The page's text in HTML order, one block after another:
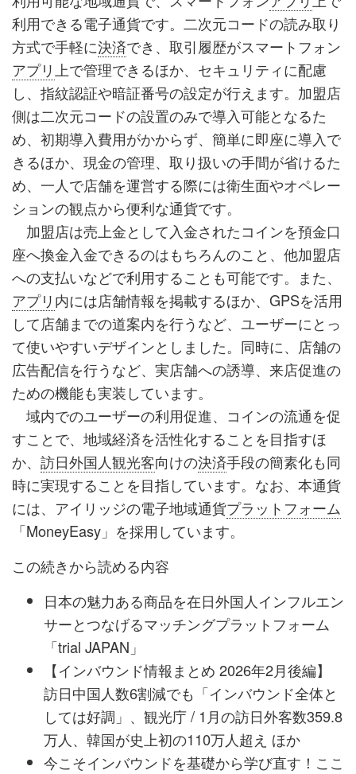
利用できる電子通貨です。二次元コードの読み取り
方式で手軽に決済でき、取引履歴がスマートフォン
アプリ上で管理できるほか、セキュリティに配慮
し、指紋認証や暗証番号の設定が行えます。加盟店
側は二次元コードの設置のみで導入可能となるた
め、初期導入費用がかからず、簡単に即座に導入で
きるほか、現金の管理、取り扱いの手間が省けるた
め、一人で店舗を運営する際には衛生面やオペレー
ションの観点から便利な通貨です。
加盟店は売上金として入金されたコインを預金口
座へ換金入金できるのはもちろんのこと、他加盟店
への支払いなどで利用することも可能です。また、
アプリ内には店舗情報を掲載するほか、GPSを活用
して店舗までの道案内を行うなど、ユーザーにとっ
て使いやすいデザインとしました。同時に、店舗の
広告配信を行うなど、実店舗への誘導、来店促進の
ための機能も実装しています。
域内でのユーザーの利用促進、コインの流通を促
すことで、地域経済を活性化することを目指すほ
か、 訪日外国人観光客向けの決済手段の簡素化も同
時に実現することを目指しています。なお、本通貨
には、アイリッジの電子地域通貨プラットフォーム
「MoneyEasy」を採用しています。
この続きから読める内容
日本の魅力ある商品を在日外国人インフルエン
サーとつなげるマッチングプラットフォーム
「trial JAPAN」
【インバウンド情報まとめ 2026年2月後編】
訪日中国人数6割減でも「インバウンド全体と
しては好調」、観光庁 / 1月の訪日外客数359.8
万人、韓国が史上初の110万人超え ほか
今こそインバウンドを基礎から学び直す！ここ